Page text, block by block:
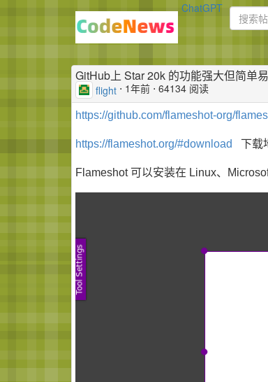
ChatGPT
GitHub上 Star 20k 的功能强大但简单
flight ⋅ 1年前 ⋅ 64134 阅读
https://github.com/flameshot-org/
https://flameshot.org/#download 下载
Flameshot 可以安装在 Linux、